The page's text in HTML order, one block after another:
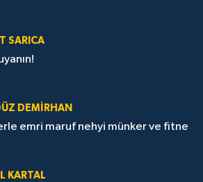
SARICA
DEMIRHAN
emri maruf nehyi münker ve fitne
KARTAL